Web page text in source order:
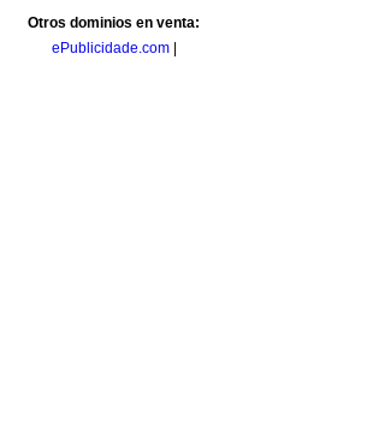
Otros dominios en venta:
ePublicidade.com|